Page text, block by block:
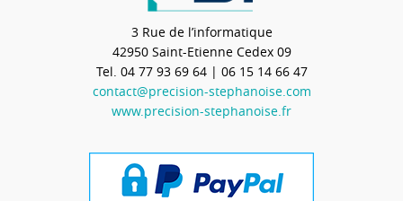
3 Rue de l’informatique
42950 Saint-Etienne Cedex 09
Tel. 04 77 93 69 64| 06 15 14 66 47
contact@precision-stephanoise.com
www.precision-stephanoise.fr